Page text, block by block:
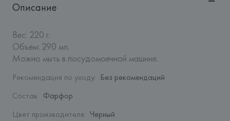
Описание
Вес: 220 г.
Объем: 290 мл.
Можно мыть в посудомоечной машине.
Рекомендация по уходу: Без рекомендаций
Состав: Фарфор
Цвет производителя: Черный